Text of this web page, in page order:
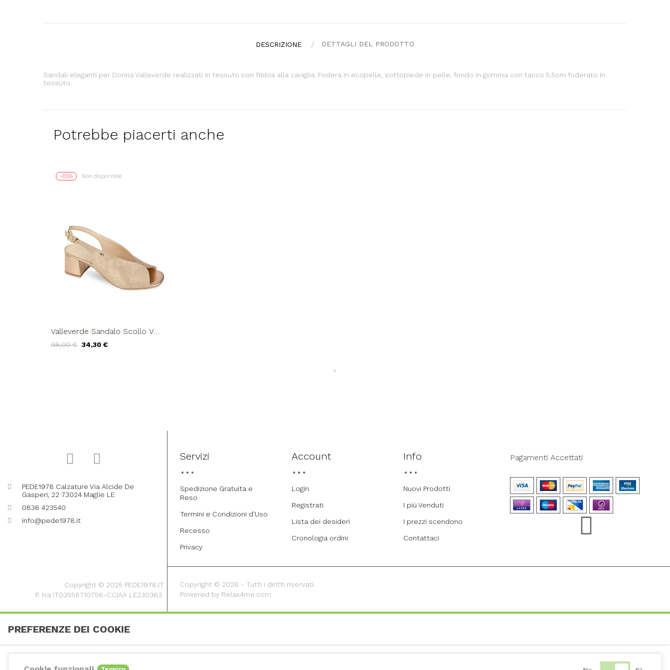
DESCRIZIONE DETTAGLI DEL PRODOTTO
Sandali eleganti per Donna Valleverde realizzati in tessuto con fibbia alla caviglia. Fodera in ecopelle, sottopiede in pelle, fondo in gomma con tacco 5,5cm foderato in
tessuto.
Potrebbe piacerti anche
-65% Non disponibile
Valleverde Sandalo Scollo V
98,00 € 34,30 €
PEDE1978 Calzature Via Alcide De
Gasperi, 22 73024 Maglie LE
0836 423540
info@pede1978.it
Servizi
Spedizione Gratuita e
Reso
Termini e Condizioni d'Uso
Recesso
Privacy
Account
Login
Registrati
Lista dei desideri
Cronologia ordini
Info
Nuovi Prodotti
I più Venduti
I prezzi scendono
Contattaci
Pagamenti Accettati
Copyright © 2025 PEDE1978.IT
P. Iva IT03558710756-CCIAA LE230363
Copyright © 2026 - Tutti i diritti riservati.
Powered by Relax4me.com
PREFERENZE DEI COOKIE